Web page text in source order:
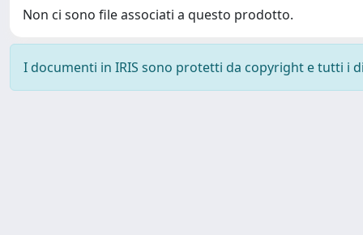
Non ci sono file associati a questo prodotto.
I documenti in IRIS sono protetti da copyright e tutti i